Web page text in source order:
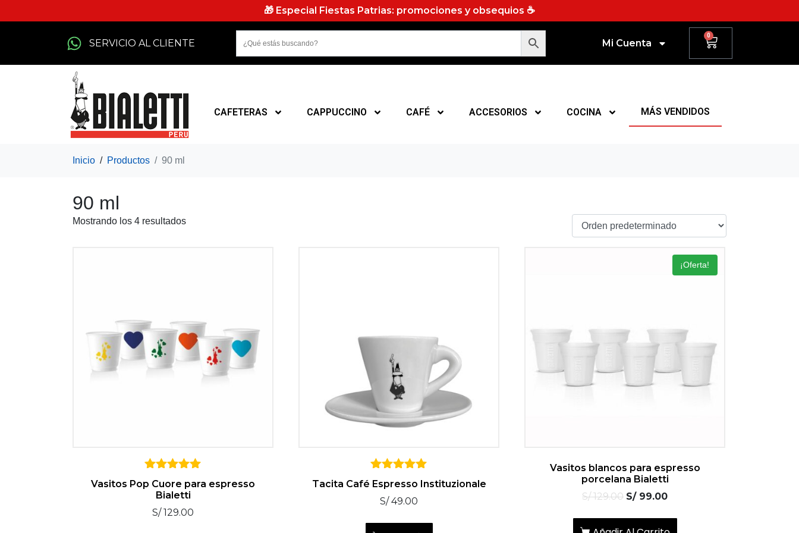
🎁 Especial Fiestas Patrias: promociones y obsequios ☕
SERVICIO AL CLIENTE Mi Cuenta
0
CAFETERAS CAPPUCCINO CAFÉ ACCESORIOS COCINA MÁS VENDIDOS
Inicio Productos 90 ml
90 ml
Mostrando los 4 resultados
sobre 5
Vasitos Pop Cuore para espresso
Bialetti
S/ 129.00
sobre 5
Tacita Café Espresso Instituzionale
S/ 49.00
¡Oferta!
Vasitos blancos para espresso
porcelana Bialetti
S/129.00 S/99.00